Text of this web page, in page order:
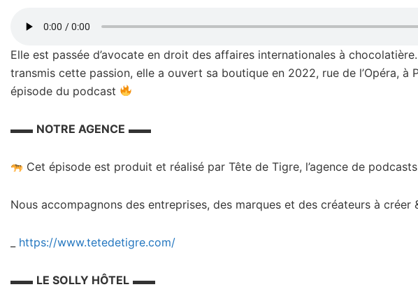
Elle est passée d’avocate en droit des affaires internationales à
transmis cette passion, elle a ouvert sa boutique en 2022, rue de l’Opéra, à
épisode du podcast
▬▬ NOTRE AGENCE ▬▬
Cet épisode est produit et réalisé par Tête de Tigre, l’agence de
Nous accompagnons des entreprises, des marques et des créateurs à
https://www.tetedetigre.com/
▬▬ LE SOLLY HÔTEL ▬▬